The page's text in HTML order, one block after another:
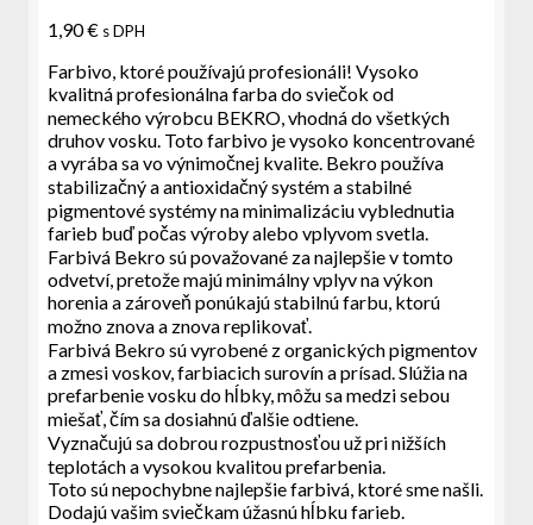
1,90€ s DPH
Farbivo, ktoré používajú profesionáli! Vysoko
kvalitná profesionálna farba do sviečok od
nemeckého výrobcu BEKRO, vhodná do všetkých
druhov vosku. Toto farbivo je vysoko koncentrované
a vyrába sa vo výnimočnej kvalite. Bekro používa
stabilizačný a antioxidačný systém a stabilné
pigmentové systémy na minimalizáciu vyblednutia
farieb buď počas výroby alebo vplyvom svetla.
Farbivá Bekro sú považované za najlepšie v tomto
odvetví, pretože majú minimálny vplyv na výkon
horenia a zároveň ponúkajú stabilnú farbu, ktorú
možno znova a znova replikovať.
Farbivá Bekro sú vyrobené z organických pigmentov
a zmesi voskov, farbiacich surovín a prísad. Slúžia na
prefarbenie vosku do hĺbky, môžu sa medzi sebou
miešať, čím sa dosiahnú ďalšie odtiene.
Vyznačujú sa dobrou rozpustnosťou už pri nižších
teplotách a vysokou kvalitou prefarbenia.
Toto sú nepochybne najlepšie farbivá, ktoré sme našli.
Dodajú vašim sviečkam úžasnú hĺbku farieb.